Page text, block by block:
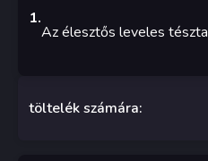
1.
Az élesztős leveles tészta
töltelék számára: